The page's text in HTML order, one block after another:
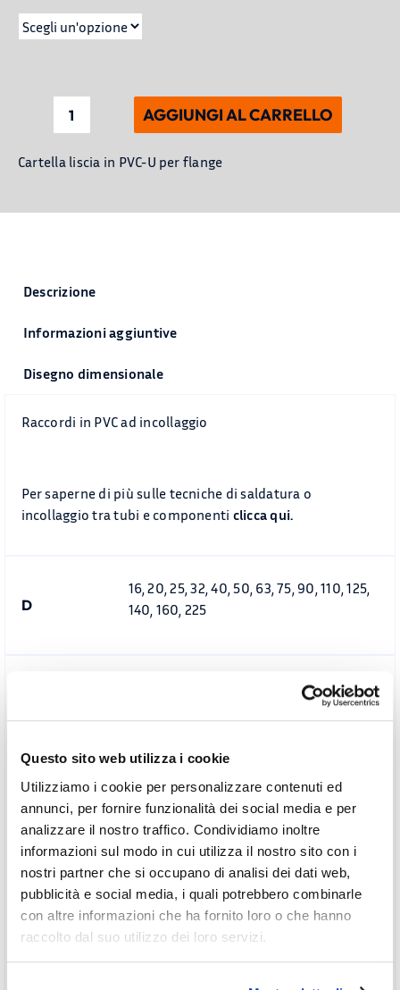
Questo sito web utilizza i cookie
Utilizziamo i cookie per personalizzare contenuti ed
annunci, per fornire funzionalità dei social media e per
analizzare il nostro traffico. Condividiamo inoltre
informazioni sul modo in cui utilizza il nostro sito con i
nostri partner che si occupano di analisi dei dati web,
pubblicità e social media, i quali potrebbero combinarle
con altre informazioni che ha fornito loro o che hanno
raccolto dal suo utilizzo dei loro servizi.
Cartella
in
U
AGGIUNGI AL CARRELLO
Cartella liscia in PVC-U per flange
Descrizione
Informazioni aggiuntive
Disegno dimensionale
Raccordi in PVC ad incollaggio
Per saperne di più sulle tecniche di saldatura o
incollaggio tra tubi e componenti clicca qui.
D
16, 20, 25, 32, 40, 50, 63, 75, 90, 110, 125,
140, 160, 225
Disegni dimensionale cartella liscia in PVC-U per flange